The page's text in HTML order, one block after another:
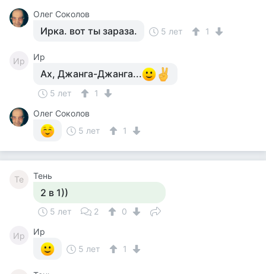
Олег Соколов
Ирка. вот ты зараза. 5 лет 1
Ир Ир
Ах, Джанга-Джанга...
5 лет
1
Олег Соколов
5 лет
1
Те Тень
2 в 1))
5 лет 2 0
Ир
Ир
5 лет
1